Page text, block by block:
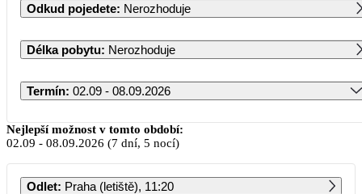
Odkud pojedete: Nerozhoduje
Délka pobytu: Nerozhoduje
Termín: 02.09 - 08.09.2026
Září 2026
PO ÚT ST ČT PÁ SO NE
Nejlepší možnost v tomto období:
02.09 - 08.09.2026 (7 dní, 5 nocí)
Odlet: Praha (letiště), 11:20